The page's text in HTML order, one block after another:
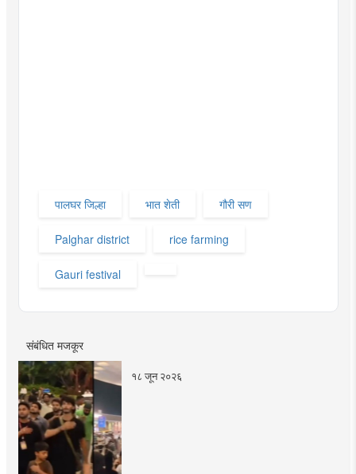
पालघर जिल्हा भात शेती गौरी सण
Palghar district rice farming
Gauri festival
संबंधित मजकूर
१८ जून २०२६